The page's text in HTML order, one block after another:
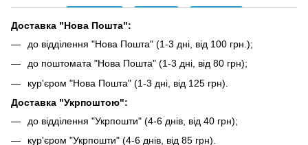
Доставка "Нова Пошта":
до відділення "Нова Пошта" (1-3 дні, від 100 грн.);
до поштомата "Нова Пошта" (1-3 дні, від 80 грн);
кур'єром "Нова Пошта" (1-3 дні, від 125 грн).
Доставка "Укрпоштою":
до відділення "Укрпошти" (4-6 днів, від 40 грн);
кур'єром "Укрпошти" (4-6 днів, від 85 грн).